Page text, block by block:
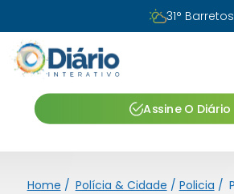
31° Barretos
Assine O Diário
Home / Polícia & Cidade / Policia /